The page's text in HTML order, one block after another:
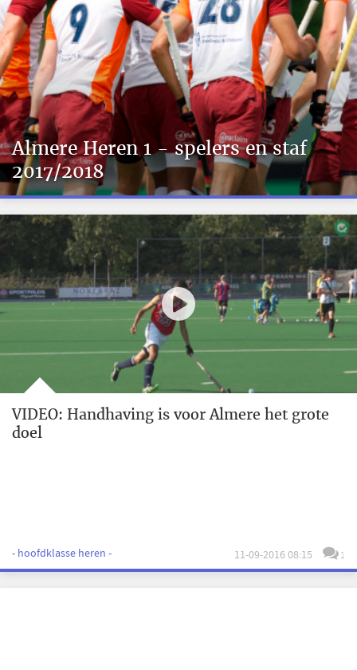
Almere Heren 1 - spelers en staf
2017/2018
VIDEO: Handhaving is voor Almere het grote
doel
- hoofdklasse heren - 11-09-2016 08:15 1